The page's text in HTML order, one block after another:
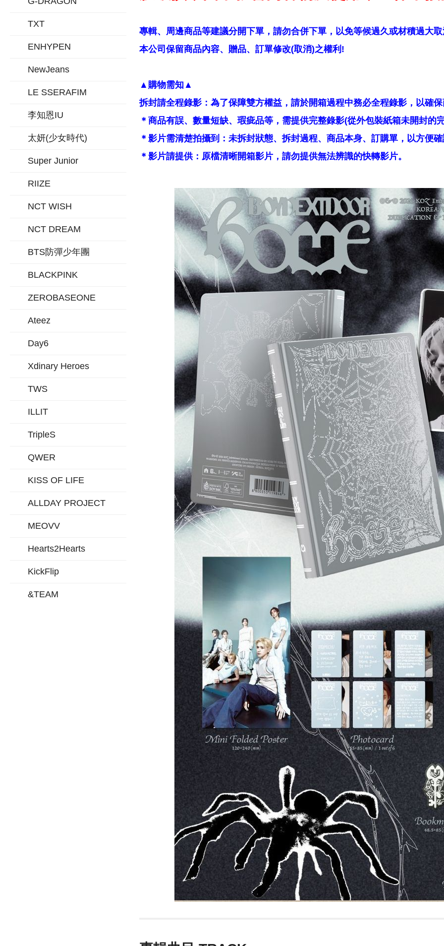
TXT
ENHYPEN
NewJeans
LE SSERAFIM
李知恩IU
太妍(少女時代)
Super Junior
RIIZE
NCT WISH
NCT DREAM
BTS防彈少年團
BLACKPINK
ZEROBASEONE
Ateez
Day6
Xdinary Heroes
TWS
ILLIT
TripleS
QWER
KISS OF LIFE
ALLDAY PROJECT
MEOVV
Hearts2Hearts
KickFlip
&TEAM
專輯、周邊商品等建議分開下單，請勿合併下單，以免等候過久或材積過大
本公司保留商品內容、贈品、訂單修改(取消)之權利!
▲購物需知▲
拆封請全程錄影：為了保障雙方權益，請於開箱過程中務必全程錄影，以確保
＊商品有誤、數量短缺、瑕疵品等，需提供完整錄影(從外包裝紙箱未開封的
＊影片需清楚拍攝到：未拆封狀態、拆封過程、商品本身、訂購單，以方便確
＊影片請提供：原檔清晰開箱影片，請勿提供無法辨識的快轉影片。